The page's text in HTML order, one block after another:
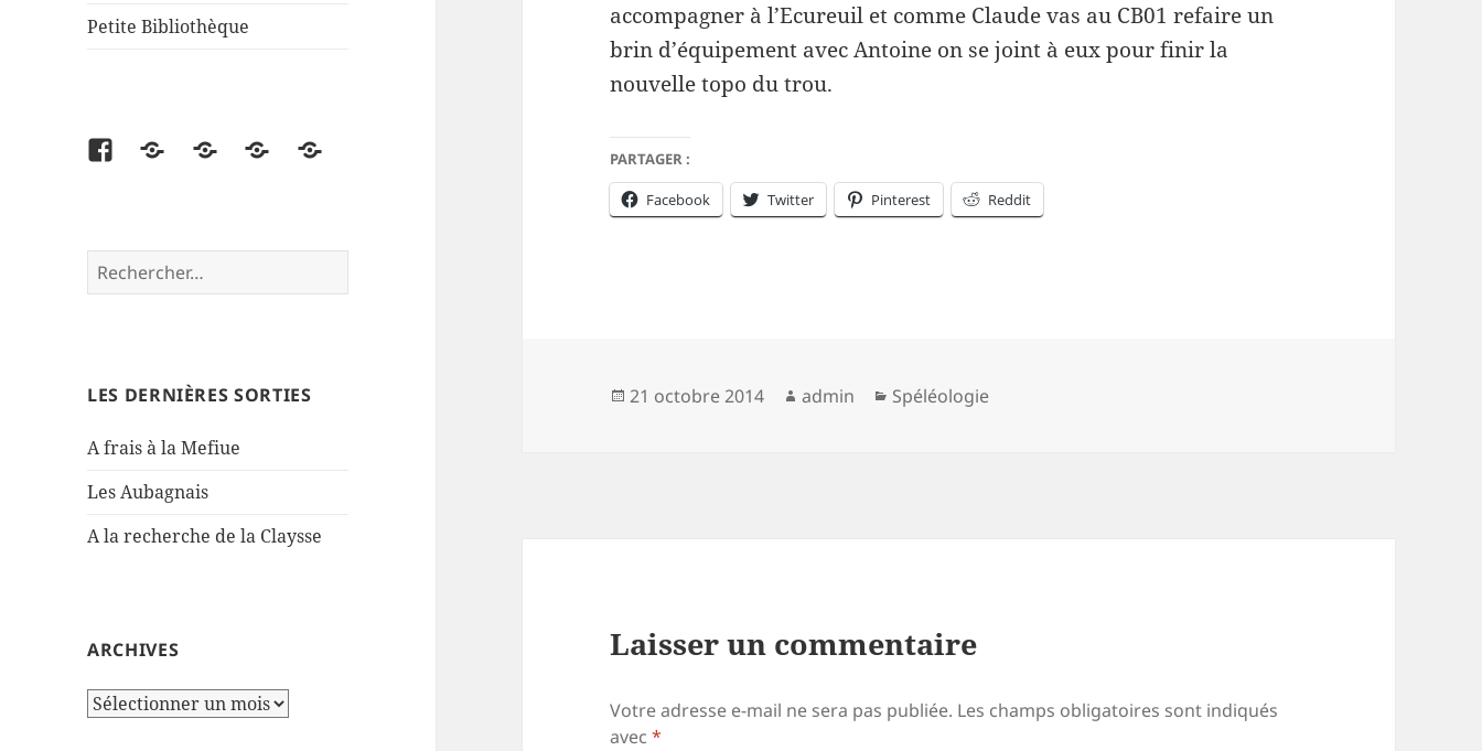
Petite Bibliothèque
FacebookPartenaire
Liens CartesPetite
Rechercher :
LES DERNIÈRES SORTIES
A frais à la Mefiue
Les Aubagnais
A la recherche de la Claysse
ARCHIVES
Archives
accompagner à l’Ecureuil et comme Claude vas au CB01 refaire un
brin d’équipement avec Antoine on se joint à eux pour finir la
nouvelle topo du trou.
PARTAGER :
Facebook Twitter Pinterest Reddit
Publié
21 octobre 2014 Auteur
admin Catégories
Spéléologie
Laisser un commentaire
Votre adresse e-mail ne sera pas publiée. Les champs obligatoires sont indiqués
avec*